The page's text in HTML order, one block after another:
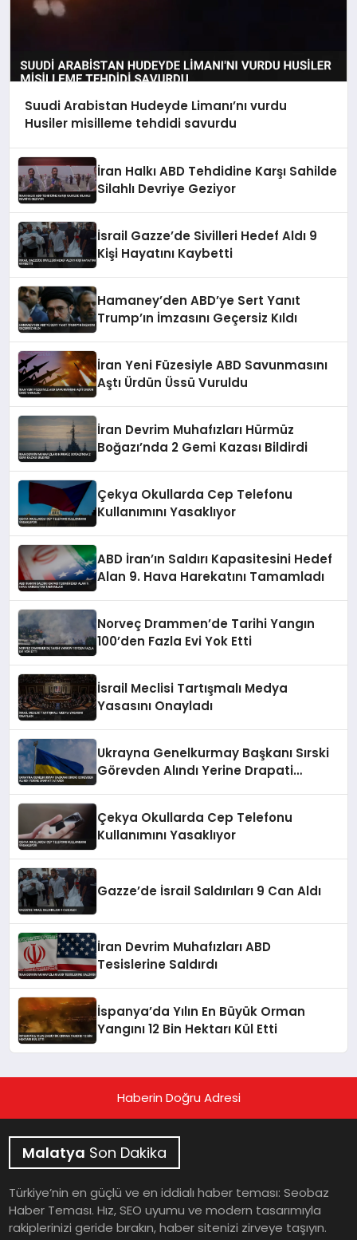
Suudi Arabistan Hudeyde Limanı’nı vurdu
Husiler misilleme tehdidi savurdu
İran Halkı ABD Tehdidine Karşı Sahilde
Silahlı Devriye Geziyor
İsrail Gazze’de Sivilleri Hedef Aldı 9
Kişi Hayatını Kaybetti
Hamaney’den ABD’ye Sert Yanıt
Trump’ın İmzasını Geçersiz Kıldı
İran Yeni Füzesiyle ABD Savunmasını
Aştı Ürdün Üssü Vuruldu
İran Devrim Muhafızları Hürmüz
Boğazı’nda 2 Gemi Kazası Bildirdi
Çekya Okullarda Cep Telefonu
Kullanımını Yasaklıyor
ABD İran’ın Saldırı Kapasitesini Hedef
Alan 9. Hava Harekatını Tamamladı
Norveç Drammen’de Tarihi Yangın
100’den Fazla Evi Yok Etti
İsrail Meclisi Tartışmalı Medya
Yasasını Onayladı
Ukrayna Genelkurmay Başkanı Sırski
Görevden Alındı Yerine Drapati
Çekya Okullarda Cep Telefonu
Kullanımını Yasaklıyor
Gazze’de İsrail Saldırıları 9 Can Aldı
İran Devrim Muhafızları ABD
Tesislerine Saldırdı
İspanya’da Yılın En Büyük Orman
Yangını 12 Bin Hektarı Kül Etti
Haberin Doğru Adresi
Malatya Son Dakika
Türkiye’nin en güçlü ve en iddialı haber teması: Seobaz
Haber Teması. Hız, SEO uyumu ve modern tasarımıyla
rakiplerinizi geride bırakın, haber sitenizi zirveye taşıyın.